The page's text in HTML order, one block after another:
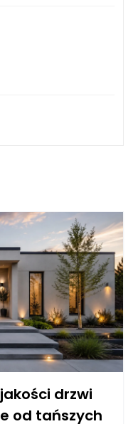
drzwi
od tańszych